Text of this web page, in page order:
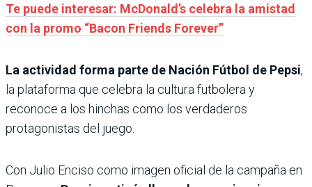
Te puede interesar: McDonald’s celebra la amistad
con la promo “Bacon Friends Forever”
La actividad forma parte de Nación Fútbol de Pepsi,
la plataforma que celebra la cultura futbolera y
reconoce a los hinchas como los verdaderos
protagonistas del juego.
Con Julio Enciso como imagen oficial de la campaña en